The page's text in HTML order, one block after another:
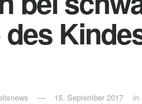
15. September 2017 in